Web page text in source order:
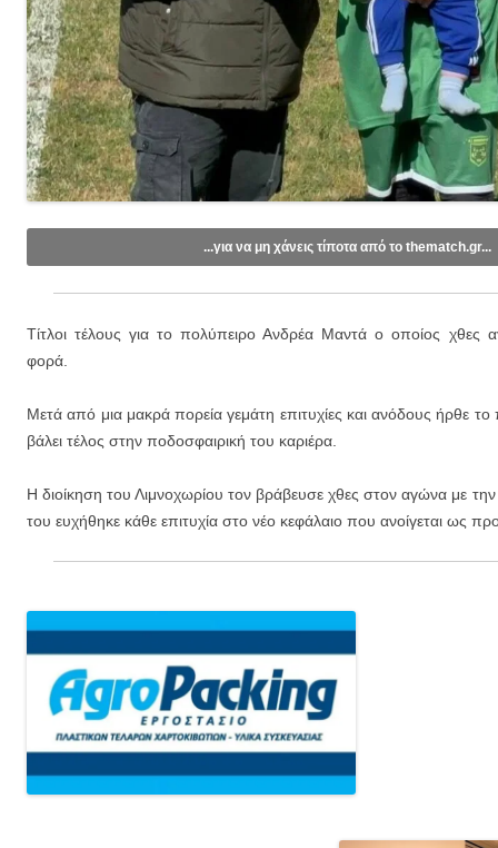
...για να μη χάνεις τίποτα από το thematch.gr...
Εγγραφείτε στο κανάλι μας στοYoutube.
Τίτλοι τέλους για το πολύπειρο Ανδρέα Μαντά ο οποίος χθες
φορά.
Μετά από μια μακρά πορεία γεμάτη επιτυχίες και ανόδους ήρθε
βάλει τέλος στην ποδοσφαιρική του καριέρα.
Η διοίκηση του Λιμνοχωρίου τον βράβευσε χθες στον αγώνα με
του ευχήθηκε κάθε επιτυχία στο νέο κεφάλαιο που ανοίγεται ως